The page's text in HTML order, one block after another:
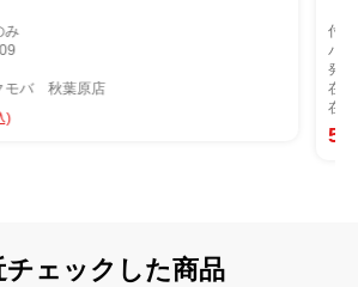
み
モバ 秋葉原店
)
付
バ
発
在
在
チェックした商品